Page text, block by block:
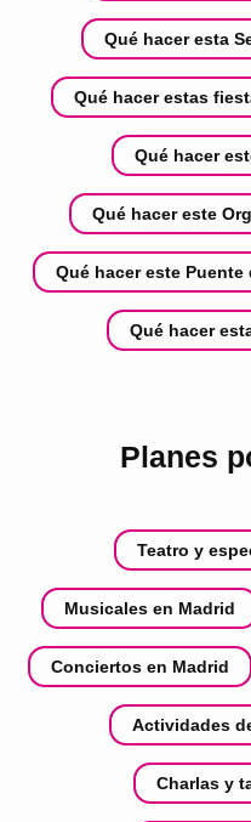
Qué hacer esta
Qué hacer estas
Qué hacer
Qué hacer este
Qué hacer este
Qué hacer
Planes
Teatro y
Musicales en Madrid
Conciertos en Madrid
Actividades
Charlas y